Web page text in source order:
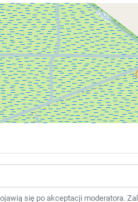
się po akceptacji moderatora.